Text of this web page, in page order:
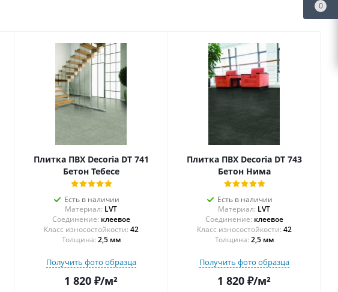
Плитка ПВХ Decoria DT 741
Бетон Тебесе
Есть в наличии
Материал: LVT
Соединение: клеевое
42
Толщина: 2,5 мм
Получить фото образца
1 820 ₽/м²
Плитка ПВХ Decoria DT 743
Бетон Нима
Есть в наличии
Материал: LVT
Соединение: клеевое
42
Толщина: 2,5 мм
Получить фото образца
1 820 ₽/м²
0